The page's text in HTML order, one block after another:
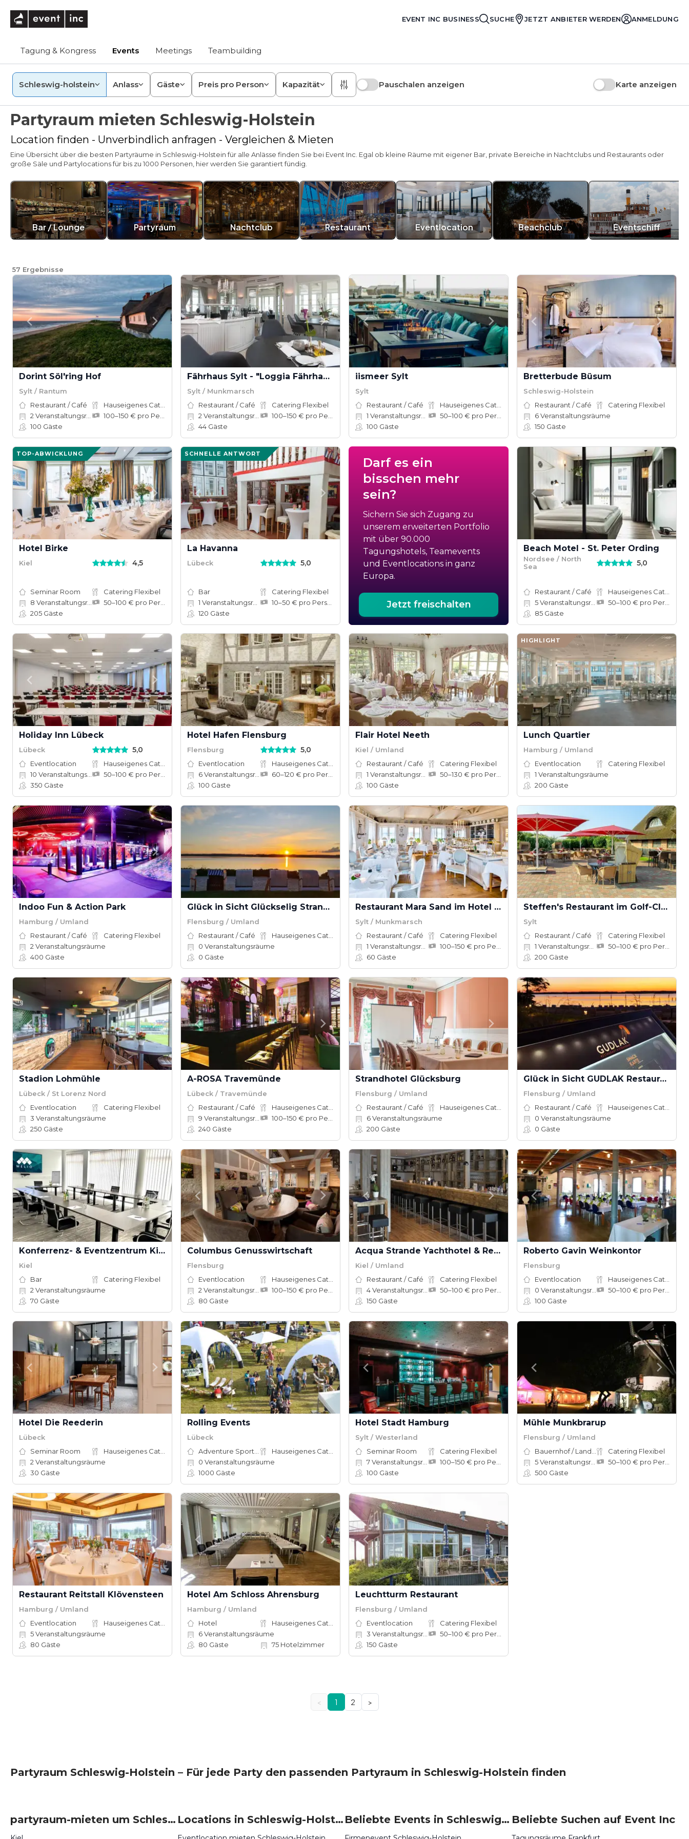
EVENT INC BUSINESS SUCHE JETZT ANBIETER WERDEN ANMELDUNG
Tagung & Kongress Events Meetings Teambuilding
Schleswig-holstein Anlass Gäste Preis pro Person Kapazität Pauschalen anzeigen Karte anzeigen
Partyraum mieten Schleswig-Holstein
Location finden - Unverbindlich anfragen - Vergleichen & Mieten
Eine Übersicht über die besten Partyräume in Schleswig-Holstein für alle Anlässe finden Sie bei Event Inc. Egal ob kleine Räume mit eigener Bar, private Bereiche in Nachtclubs und Restaurants oder
große Säle und Partylocations für bis zu 1000 Personen, hier werden Sie garantiert fündig.
Bar / Lounge Partyraum Nachtclub Restaurant Eventlocation Beachclub Eventschiff
57 Ergebnisse
Dorint Söl'ring Hof
Sylt / Rantum
Restaurant / Café
2 Veranstaltungsräume
100 Gäste
Fährhaus Sylt - "Loggia Fährhaus"
Sylt / Munkmarsch
Restaurant / Café
Catering Flexibel
2 Veranstaltungsräume
44 Gäste
iismeer Sylt
Sylt
Restaurant / Café
1 Veranstaltungsräume
100 Gäste
Bretterbude Büsum
Schleswig-Holstein
Restaurant / Café
Catering Flexibel
6Veranstaltungsräume
150 Gäste
TOP-ABWICKLUNG
Hotel Birke
Kiel 4,5
Seminar Room
Catering Flexibel
8 Veranstaltungsräume
205 Gäste
SCHNELLE ANTWORT
La Havanna
Lübeck 5,0
Bar
Catering Flexibel
1 Veranstaltungsräume
120 Gäste
Darf es ein
bisschen mehr
sein?
Sichern Sie sich Zugang zu
unserem erweiterten Portfolio
mit über 90.000
Tagungshotels, Teamevents
und Eventlocations in ganz
Europa.
Jetzt freischalten
Beach Motel - St. Peter Ording
Nordsee / North
Sea
5,0
Restaurant / Café
5Veranstaltungsräume
85 Gäste
Holiday Inn Lübeck
Lübeck 5,0
Eventlocation
10 Veranstaltungsräume
350 Gäste
Hotel Hafen Flensburg
Flensburg 5,0
Eventlocation
6Veranstaltungsräume
100 Gäste
Flair Hotel Neeth
Kiel / Umland
Restaurant / Café
Catering Flexibel
1 Veranstaltungsräume
100 Gäste
HIGHLIGHT
Lunch Quartier
Hamburg / Umland
Eventlocation
Catering Flexibel
1 Veranstaltungsräume
200 Gäste
Indoo Fun & Action Park
Hamburg / Umland
Restaurant / Café
Catering Flexibel
2 Veranstaltungsräume
400 Gäste
Glück in Sicht Glückselig Strandrestaurant
Flensburg / Umland
Restaurant / Café
0 Veranstaltungsräume
0 Gäste
Restaurant Mara Sand im Hotel Fährhaus
Sylt / Munkmarsch
Restaurant / Café
Catering Flexibel
1 Veranstaltungsräume
60 Gäste
Steffen's Restaurant im Golf-Club Sylt
Sylt
Restaurant / Café
Catering Flexibel
1 Veranstaltungsräume
200 Gäste
Stadion Lohmühle
Lübeck / St Lorenz Nord
Eventlocation
Catering Flexibel
3 Veranstaltungsräume
250 Gäste
A-ROSA Travemünde
Lübeck / Travemünde
Restaurant / Café
9 Veranstaltungsräume
240 Gäste
Strandhotel Glücksburg
Flensburg / Umland
Restaurant / Café
6Veranstaltungsräume
200 Gäste
Glück in Sicht GUDLAK Restaurant & Bar
Flensburg / Umland
Restaurant / Café
0 Veranstaltungsräume
0 Gäste
Konferrenz- & Eventzentrum Kiel by MELIO
Kiel
Bar
Catering Flexibel
2 Veranstaltungsräume
70 Gäste
Columbus Genusswirtschaft
Flensburg
Eventlocation
2 Veranstaltungsräume
80 Gäste
Acqua Strande Yachthotel & Restaurant
Kiel / Umland
Restaurant / Café
Catering Flexibel
4Veranstaltungsräume
150 Gäste
Roberto Gavin Weinkontor
Flensburg
Eventlocation
0 Veranstaltungsräume
100 Gäste
Hotel Die Reederin
Lübeck
Seminar Room
2 Veranstaltungsräume
30 Gäste
Rolling Events
Lübeck
0 Veranstaltungsräume
1000 Gäste
Hotel Stadt Hamburg
Sylt / Westerland
Seminar Room
Catering Flexibel
7Veranstaltungsräume
100 Gäste
Mühle Munkbrarup
Flensburg / Umland
Catering Flexibel
5Veranstaltungsräume
500 Gäste
Restaurant Reitstall Klövensteen
Hamburg / Umland
Eventlocation
5Veranstaltungsräume
80 Gäste
Hotel Am Schloss Ahrensburg
Hamburg / Umland
Hotel
6Veranstaltungsräume
80 Gäste 75 Hotelzimmer
Leuchtturm Restaurant
Flensburg / Umland
Eventlocation
Catering Flexibel
3 Veranstaltungsräume
150 Gäste
< 1 2 >
Partyraum Schleswig-Holstein – Für jede Party den passenden Partyraum in Schleswig-Holstein finden
partyraum-mieten um Schleswig-Holstein Locations in Schleswig-Holstein mieten Beliebte Events in Schleswig-Holstein Beliebte Suchen auf Event Inc